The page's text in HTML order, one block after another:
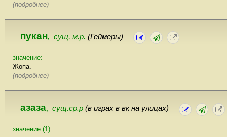
(подробнее)
пукан, сущ, м.р. (Геймеры)
значение:
Жопа.
(подробнее)
азаза, сущ.ср.р (в играх в вк на улицах)
значение (1):